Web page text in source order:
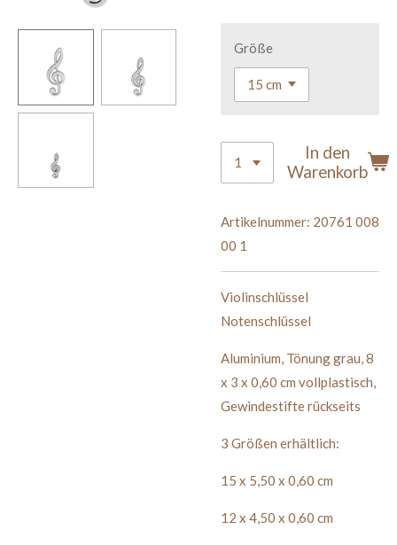
Größe
In den
Warenkorb
Artikelnummer: 20761 008
00 1
Violinschlüssel
Notenschlüssel
Aluminium, Tönung grau,8
x 3 x 0,60 cm vollplastisch,
Gewindestifte rückseits
3 Größen erhältlich:
15 x 5,50 x 0,60 cm
12 x 4,50 x 0,60 cm